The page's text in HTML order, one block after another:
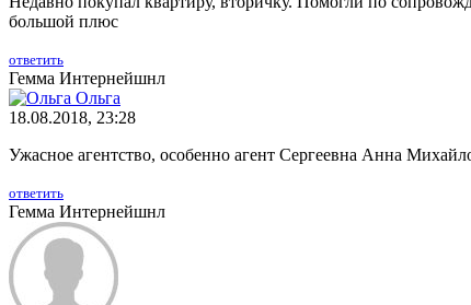
большой плюс
ответить
Гемма Интернейшнл
Ольга
18.08.2018, 23:28
Ужасное агентство, особенно агент Сергеевна Анна
ответить
Гемма Интернейшнл